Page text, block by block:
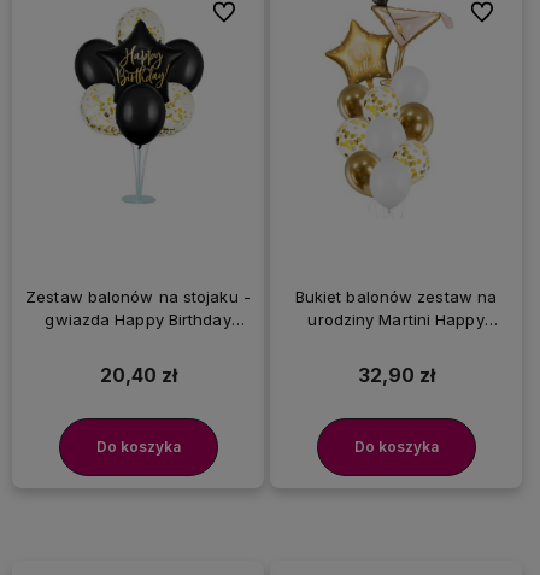
Zestaw balonów na stojaku -
gwiazda Happy Birthday
20,40 zł
Do koszyka
Do ulubionych
Bukiet balonów zestaw na
urodziny Martini Happy
32,90 zł
Do koszyka
Do